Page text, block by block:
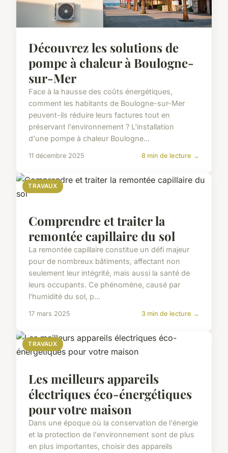
Découvrez les solutions de
pompe à chaleur à Boulogne-
sur-Mer
Face à la hausse des coûts énergétiques,
comment les habitants de Boulogne-sur-Mer
peuvent-ils réduire leurs factures tout en
préservant l'environnement ? L'installation
d'une pompe à chaleur Boulogne...
11 décembre 2025 8 min de lecture →
TRAVAUX
Comprendre et traiter la
remontée capillaire du sol
La remontée capillaire constitue un défi majeur
pour de nombreux bâtiments, affectant non
seulement leur intégrité, mais aussi la santé de
leurs occupants. Ce phénomène, causé par
l'humidité du sol, p...
17 mars 2025 3 min de lecture →
TRAVAUX
Les meilleurs appareils
électriques éco-énergétiques
pour votre maison
Dans une époque où la conservation de l'énergie
et la protection de l'environnement sont de plus
en plus importantes, choisir des appareils